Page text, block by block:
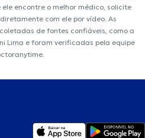
encontre o melhor médico, solicite
com ele por vídeo. As
de fontes confiáveis, como a
Lima e foram verificadas pela equipe